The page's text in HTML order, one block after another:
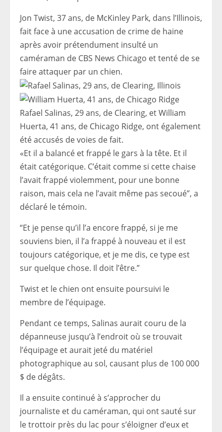
Jon Twist, 37 ans, de McKinley Park, dans l’Illinois,
fait face à une accusation de crime de haine
après avoir prétendument insulté un
caméraman de CBS News Chicago et tenté de se
faire attaquer par un chien.
Rafael Salinas, 29 ans, de Clearing, et William
Huerta, 41 ans, de Chicago Ridge, ont également
été accusés de voies de fait.
«Et il a balancé et frappé le gars à la tête. Et il
était catégorique. C’était comme si cette chaise
l’avait frappé violemment, pour une bonne
raison, mais cela ne l’avait même pas secoué”, a
déclaré le témoin.
“Et je pense qu’il l’a encore frappé, si je me
souviens bien, il l’a frappé à nouveau et il est
toujours catégorique, et je me dis, ce type est
sur quelque chose. Il doit l’être.”
Twist et le chien ont ensuite poursuivi le
membre de l’équipage.
Pendant ce temps, Salinas aurait couru de la
dépanneuse jusqu’à l’endroit où se trouvait
l’équipage et aurait jeté du matériel
photographique au sol, causant plus de 100 000
$ de dégâts.
Il a ensuite continué à s’approcher du
journaliste et du caméraman, qui ont sauté sur
le trottoir près du lac pour s’éloigner d’eux et